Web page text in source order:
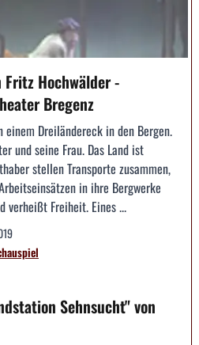
Fritz Hochwälder -
Bregenz
einem Dreiländereck in den Bergen.
und seine Frau. Das Land ist
stellen Transporte zusammen,
in ihre Bergwerke
verheißt Freiheit. Eines ...
Sehnsucht" von